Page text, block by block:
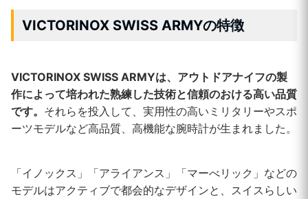
VICTORINOX SWISS ARMYの特徴
VICTORINOX SWISS ARMYは、アウトドアナイフの製
作によって培われた熟練した技術と信頼のおける高い品質
です。 それらを投入して、実用性の高いミリタリーやスポ
ーツモデルなど高品質、高機能な腕時計が生まれました。
「イノックス」「アライアンス」「マーべリック」などの
モデルはアクティブで都会的なデザインと、スイスらしい